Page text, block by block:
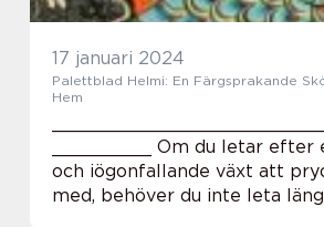
17 januari 2024
Palettblad Helmi: En Färgsprakande
Hem
_________ Om du letar efter
och iögonfallande växt att
med, behöver du inte leta